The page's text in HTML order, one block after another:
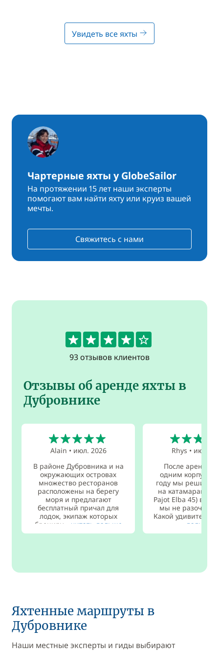
Увидеть все яхты
Чартерные яхты у GlobeSailor
На протяжении 15 лет наши эксперты
помогают вам найти яхту или круиз вашей
мечты.
Свяжитесь с нами
4.4
93 отзывов клиентов
Отзывы об аренде яхты в
Дубровнике
Alain • июл. 2026
В районе Дубровника и на
окружающих островах
множество ресторанов
расположены на берегу
моря и предлагают
бесплатный причал для
лодок, экипаж которых
брониру... читать дальше
Rhys • июн.
После аренды
одним корпусом
году мы решили
на катамаран
Pajot Elba 45) в
мы не
Какой
дальше
Яхтенные маршруты в
Дубровнике
Наши местные эксперты и гиды выбирают